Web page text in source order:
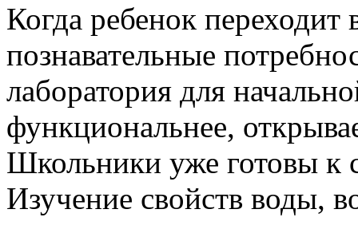
Когда ребенок переходит
познавательные
лаборатория для
функциональнее,
Школьники уже готовы к
Изучение свойств воды,